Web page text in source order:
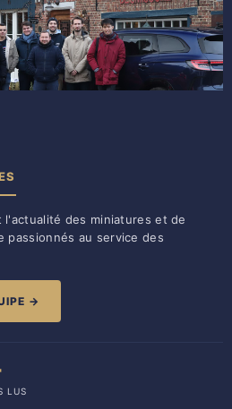
l'actualité des miniatures et de
passionnés au service des
→
LUS